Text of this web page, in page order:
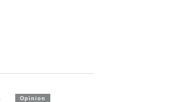
Opinion